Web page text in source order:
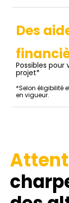
Des
Possibles pour
projet*
*Selon éligibilité
en vigueur.